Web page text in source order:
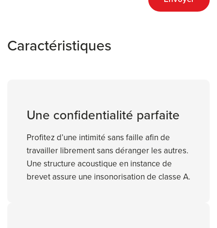
Caractéristiques
Une confidentialité parfaite
Profitez d’une intimité sans faille afin de
travailler librement sans déranger les autres.
Une structure acoustique en instance de
brevet assure une insonorisation de classe A.